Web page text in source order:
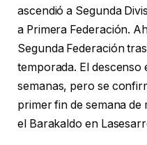
ascendió a Segunda
a Primera Federación.
Segunda Federación
temporada. El
semanas, pero se
primer fin de semana
el Barakaldo en